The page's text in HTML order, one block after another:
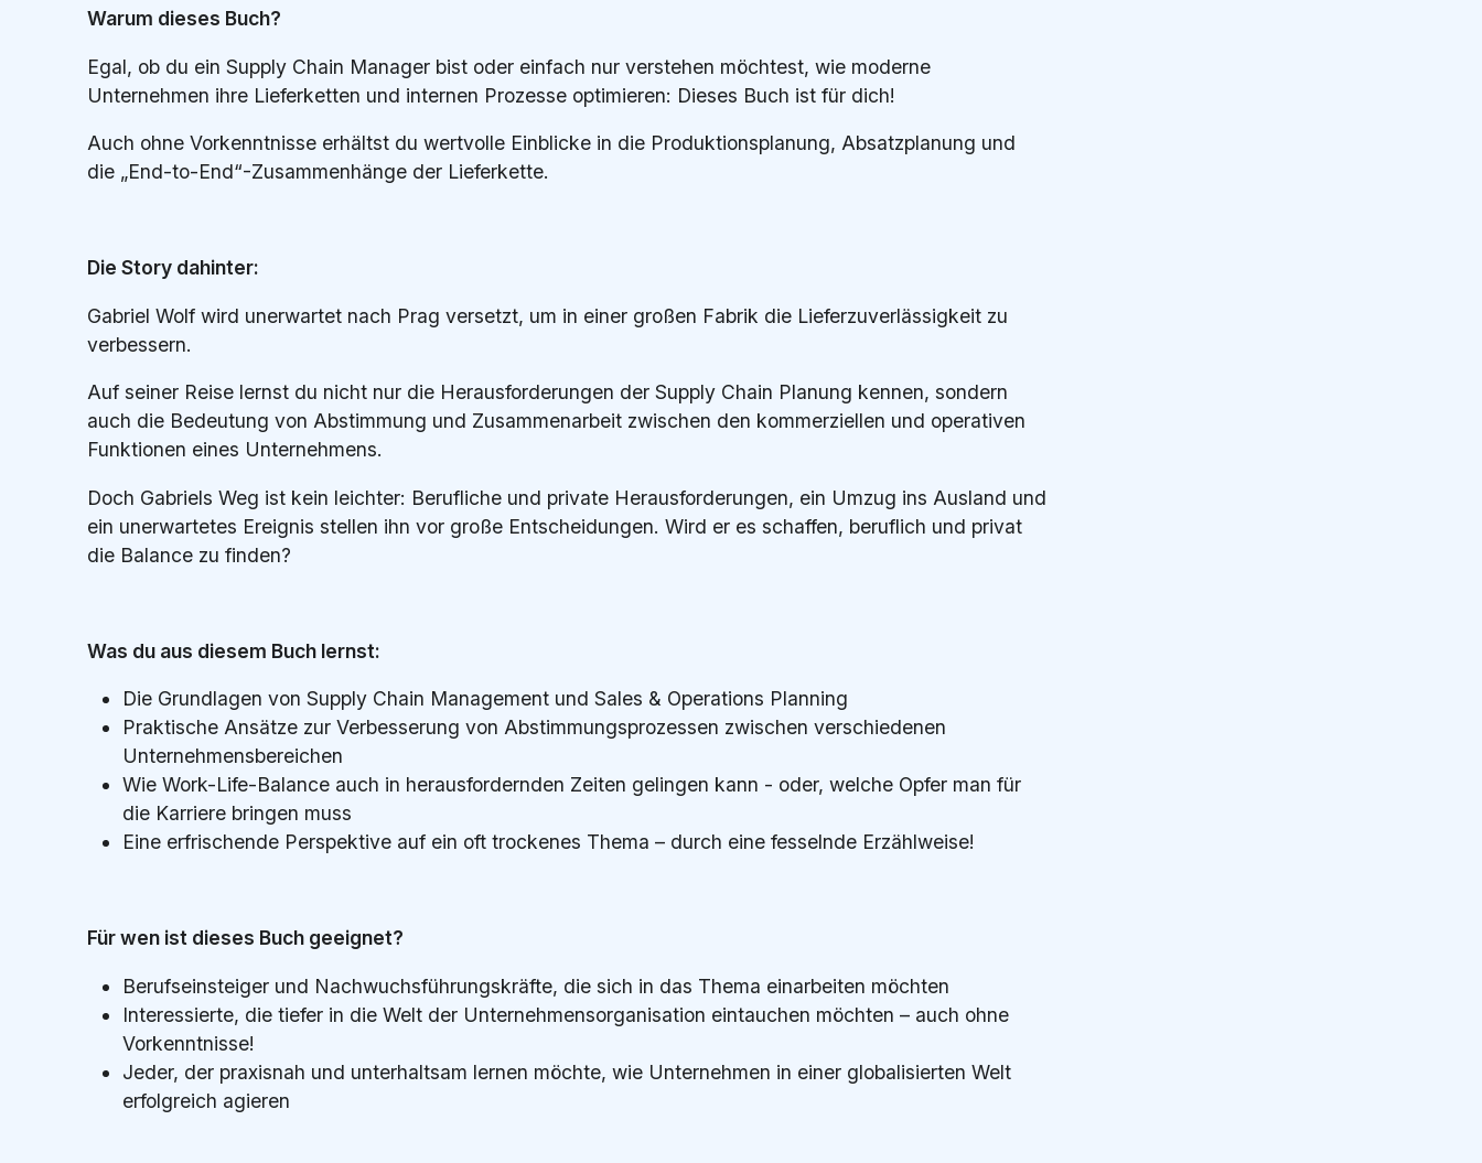
Warum dieses Buch?
Egal, ob du ein Supply Chain Manager bist oder einfach nur verstehen möchtest, wie moderne
Unternehmen ihre Lieferketten und internen Prozesse optimieren: Dieses Buch ist für dich!
Auch ohne Vorkenntnisse erhältst du wertvolle Einblicke in die Produktionsplanung, Absatzplanung und
die „End-to-End“-Zusammenhänge der Lieferkette.
Die Story dahinter:
Gabriel Wolf wird unerwartet nach Prag versetzt, um in einer großen Fabrik die Lieferzuverlässigkeit zu
verbessern.
Auf seiner Reise lernst du nicht nur die Herausforderungen der Supply Chain Planung kennen, sondern
auch die Bedeutung von Abstimmung und Zusammenarbeit zwischen den kommerziellen und operativen
Funktionen eines Unternehmens.
Doch Gabriels Weg ist kein leichter: Berufliche und private Herausforderungen, ein Umzug ins Ausland und
ein unerwartetes Ereignis stellen ihn vor große Entscheidungen. Wird er es schaffen, beruflich und privat
die Balance zu finden?
Was du aus diesem Buch lernst:
Die Grundlagen von Supply Chain Management und Sales & Operations Planning
Praktische Ansätze zur Verbesserung von Abstimmungsprozessen zwischen verschiedenen
Unternehmensbereichen
Wie Work-Life-Balance auch in herausfordernden Zeiten gelingen kann - oder, welche Opfer man für
die Karriere bringen muss
Eine erfrischende Perspektive auf ein oft trockenes Thema – durch eine fesselnde Erzählweise!
Für wen ist dieses Buch geeignet?
Berufseinsteiger und Nachwuchsführungskräfte, die sich in das Thema einarbeiten möchten
Interessierte, die tiefer in die Welt der Unternehmensorganisation eintauchen möchten – auch ohne
Vorkenntnisse!
Jeder, der praxisnah und unterhaltsam lernen möchte, wie Unternehmen in einer globalisierten Welt
erfolgreich agieren